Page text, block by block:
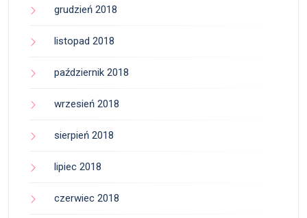
grudzień 2018
listopad 2018
październik 2018
wrzesień 2018
sierpień 2018
lipiec 2018
czerwiec 2018